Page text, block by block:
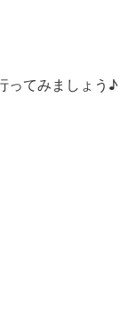
ってみましょう♪